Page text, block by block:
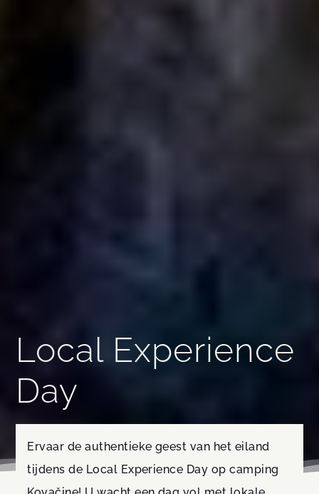
Local Experience
Day
Ervaar de authentieke geest van het eiland
tijdens de Local Experience Day op camping